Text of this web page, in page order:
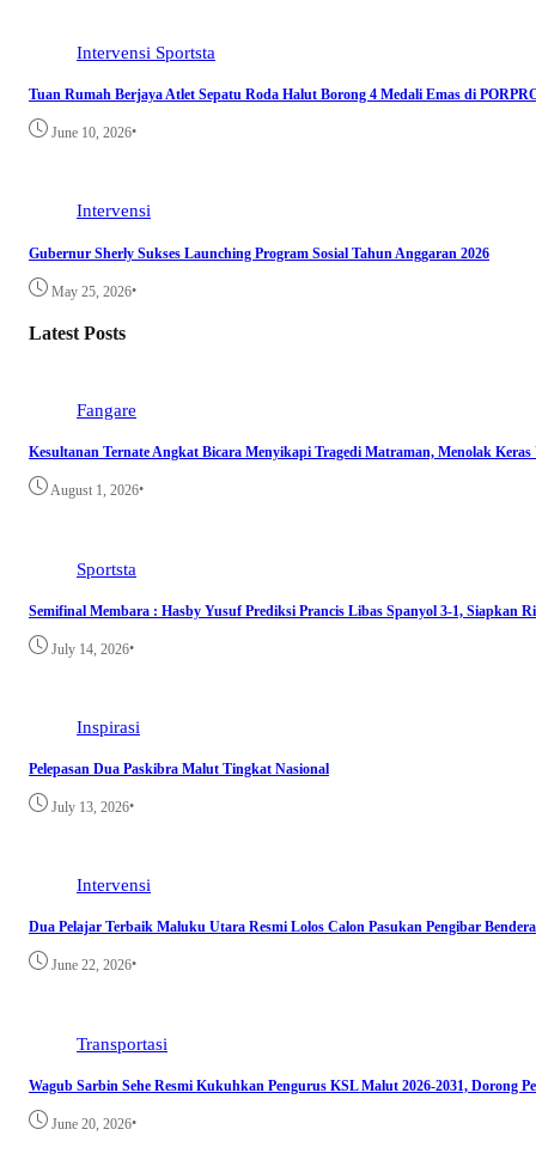
Intervensi Sportsta
Tuan Rumah Berjaya Atlet Sepatu Roda Halut Borong 4 Medali Emas di
June 10, 2026•
Intervensi
Gubernur Sherly Sukses Launching Program Sosial Tahun Anggaran 2026
May 25, 2026•
Latest Posts
Fangare
Kesultanan Ternate Angkat Bicara Menyikapi Tragedi Matraman, Menolak
August 1, 2026•
Sportsta
Semifinal Membara : Hasby Yusuf Prediksi Prancis Libas Spanyol 3-1, Siapkan
July 14, 2026•
Inspirasi
Pelepasan Dua Paskibra Malut Tingkat Nasional
July 13, 2026•
Intervensi
Dua Pelajar Terbaik Maluku Utara Resmi Lolos Calon Pasukan Pengibar
June 22, 2026•
Transportasi
Wagub Sarbin Sehe Resmi Kukuhkan Pengurus KSL Malut 2026-2031, Dorong
June 20, 2026•